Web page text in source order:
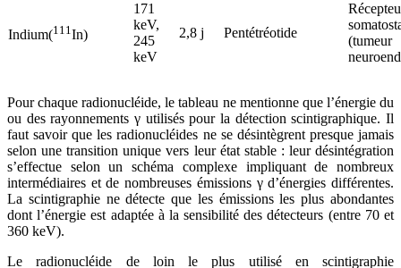
Indium(111In)
171
keV,
245
keV
2,8 j Pentétréotide
(tumeur
Pour chaque radionucléide, le tableau ne mentionne que l’énergie du
ou des rayonnements γ utilisés pour la détection scintigraphique. Il
faut savoir que les radionucléides ne se désintègrent presque jamais
selon une transition unique vers leur état stable : leur désintégration
s’effectue selon un schéma complexe impliquant de nombreux
intermédiaires et de nombreuses émissions γ d’énergies différentes.
La scintigraphie ne détecte que les émissions les plus abondantes
dont l’énergie est adaptée à la sensibilité des détecteurs (entre 70 et
360 keV).
Le radionucléide de loin le plus utilisé en scintigraphie